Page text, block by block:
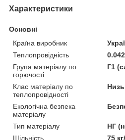
Характеристики
Основні
Країна виробник
Теплопровідність
0.042
Група матеріалу по
горючості
Г1
Клас матеріалу по
теплопровідності
Екологічна безпека
матеріалу
Тип матеріалу
НГ
Щільність
75